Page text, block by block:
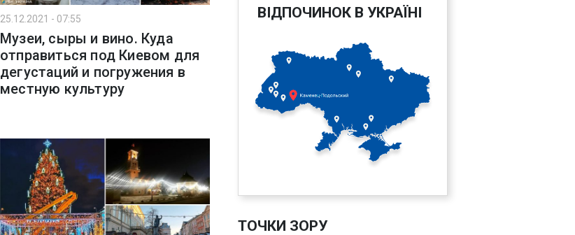
25.12.2021 - 07:55
Музеи, сыры и вино. Куда
отправиться под Киевом для
дегустаций и погружения в
местную культуру
ВІДПОЧИНОК В УКРАЇНІ
ТОЧКИ ЗОРУ